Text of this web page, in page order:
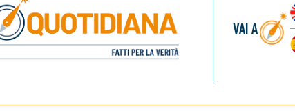
VAI A